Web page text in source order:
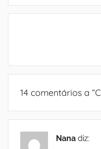
14 comentários a “
Nana diz: